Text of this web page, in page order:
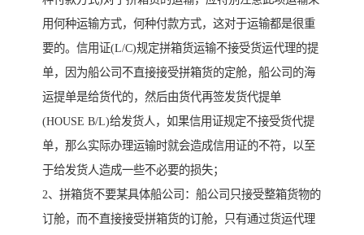
用何种运输方式，何种付款方式，这对于运输都是很重
要的。信用证(L/C)规定拼箱货运输不接受货运代理的提
单，因为船公司不直接接受拼箱货的定舱，船公司的海
运提单是给货代的，然后由货代再签发货代提单
(HOUSE B/L)给发货人，如果信用证规定不接受货代提
单，那么实际办理运输时就会造成信用证的不符，以至
于给发货人造成一些不必要的损失；
2、拼箱货不要某具体船公司：船公司只接受整箱货物的
订舱，而不直接接受拼箱货的订舱，只有通过货运代理